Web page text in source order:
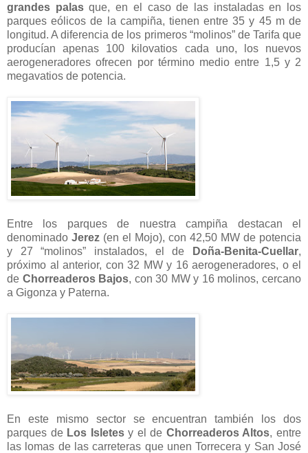
grandes palasque, en el caso de las instaladas en los
parques eólicos de la campiña, tienen entre 35 y 45 m de
longitud. A diferencia de los primeros “molinos” de Tarifa que
producían apenas 100 kilovatios cada uno, los nuevos
aerogeneradores ofrecen por término medio entre 1,5 y 2
megavatios de potencia.
Entre los parques de nuestra campiña destacan el
denominado Jerez (en el Mojo), con 42,50 MW de potencia
y 27 “molinos” instalados, el de
Doña-Benita-Cuellar,
próximo al anterior, con 32 MW y 16 aerogeneradores, o el
de Chorreaderos Bajos, con 30 MW y 16 molinos, cercano
a Gigonza y Paterna.
En este mismo sector se encuentran también los dos
parques de Los Isletesy el de Chorreaderos Altos, entre
las lomas de las carreteras que unen Torrecera y San José